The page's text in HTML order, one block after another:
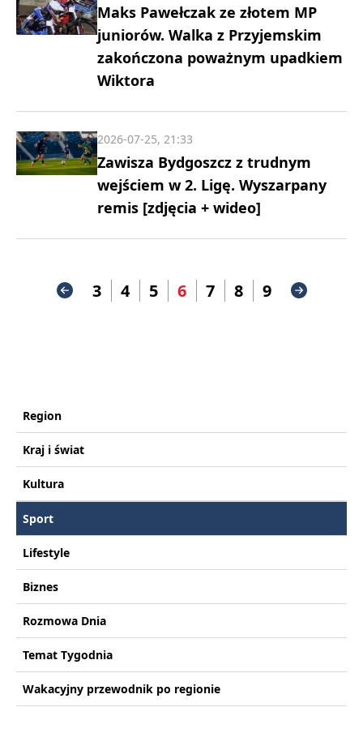
Maks Pawełczak ze złotem MP
juniorów. Walka z Przyjemskim
zakończona poważnym upadkiem
Wiktora
Zawisza Bydgoszcz z trudnym
wejściem w 2. Ligę. Wyszarpany
remis [zdjęcia + wideo]
2026-07-25, 21:33
3 4 5 6 7 8 9
Region
Kraj i świat
Kultura
Sport
Lifestyle
Biznes
Rozmowa Dnia
Temat Tygodnia
Wakacyjny przewodnik po regionie